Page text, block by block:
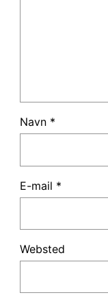
Navn *
E-mail *
Websted